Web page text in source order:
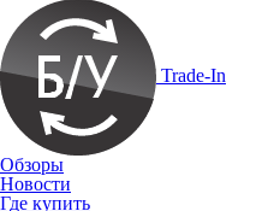
Trade-In
Обзоры
Новости
Где купить